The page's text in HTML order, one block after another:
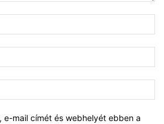
e-mail címét és webhelyét ebben a